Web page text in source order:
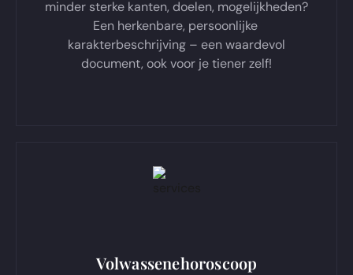
minder sterke kanten, doelen, mogelijkheden?
Een herkenbare, persoonlijke
karakterbeschrijving – een waardevol
document, ook voor je tiener zelf!
Volwassenehoroscoop